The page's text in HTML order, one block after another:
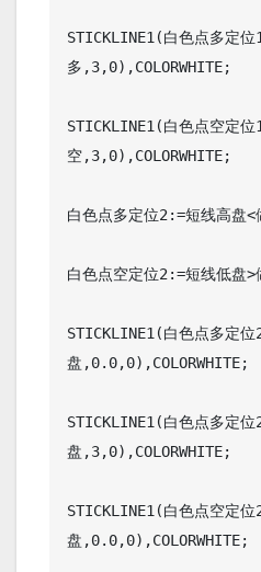
STICKLINE1(白色点多定
多,3,0),COLORWHITE;
STICKLINE1(白色点空定
空,3,0),COLORWHITE;
白色点多定位2:=短线高盘<
白色点空定位2:=短线低盘>
STICKLINE1(白色点多定
盘,0.0,0),COLORWHITE;
STICKLINE1(白色点多定
盘,3,0),COLORWHITE;
STICKLINE1(白色点空定
盘,0.0,0),COLORWHITE;